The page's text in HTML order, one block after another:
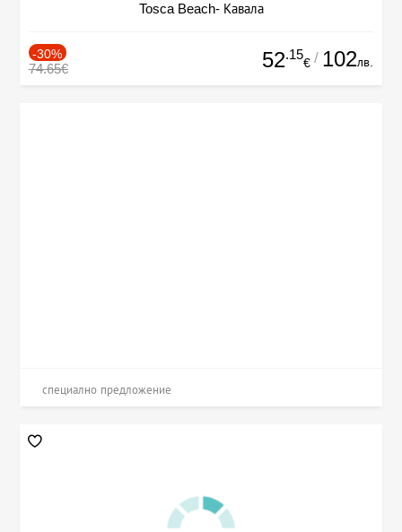
Tosca Beach- Кавала
-30%
74.65€ 52.15
€ / 102лв.
специално предложение